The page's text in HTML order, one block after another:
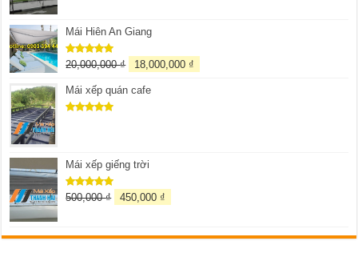
Mái Hiên An Giang
Được xếp
5 sao
20,000,000₫ 18,000,000 ₫
Mái xếp quán cafe
Mái xếp giếng trời
Được xếp
500,000₫ 450,000 ₫